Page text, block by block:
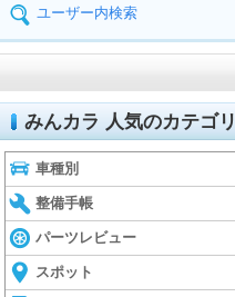
ユーザー内検索
みんカラ 人気のカテゴリ
車種別
整備手帳
パーツレビュー
スポット